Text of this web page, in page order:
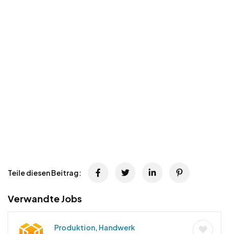
Teile diesen Beitrag:
Verwandte Jobs
Produktion, Handwerk